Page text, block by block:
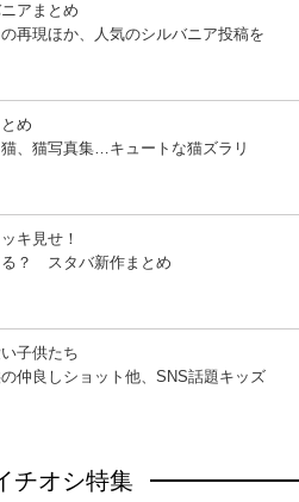
アまとめ
の再現ほか、人気のシルバニア投稿を
め
、猫写真集…キュートな猫ズラリ
キ見せ！
る？ スタバ新作まとめ
子供たち
仲良しショット他、SNS話題キッズ
チオシ特集